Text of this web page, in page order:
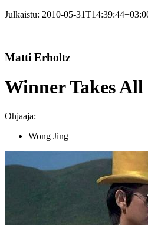
Julkaistu: 2010-05-
Matti Erholtz
Winner Takes All
Ohjaaja:
Wong Jing